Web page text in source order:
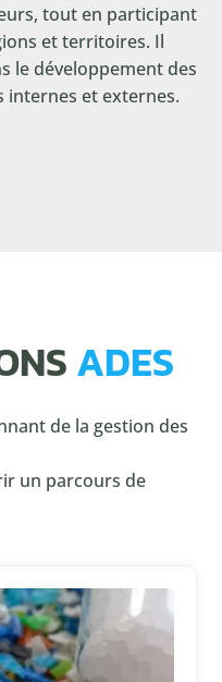
tout en participant
et territoires. Il
le développement des
internes et externes.
ADES
de la gestion des
un parcours de